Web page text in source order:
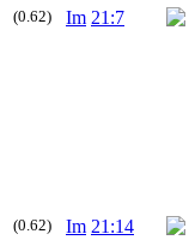
(0.62) Im 21:7
(0.62) Im 21:14